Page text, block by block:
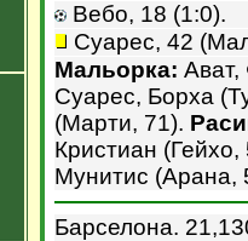
Вебо, 18 (1:0).
Суарес, 42
Мальорка:
Суарес, Борха
(Марти, 71).
Кристиан
Мунитис (Арана,
Барселона.